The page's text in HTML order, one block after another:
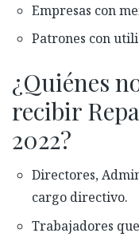
Empresas con
Patrones con
¿Quiénes
recibir
2022?
Directores,
cargo directivo.
Trabajadores